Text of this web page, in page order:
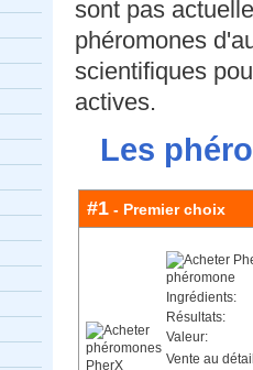
sont pas
phéromones
scientifiques
actives.
Les
#1 - Premier choix
Ingrédients:
Résultats:
Valeur:
Vente au